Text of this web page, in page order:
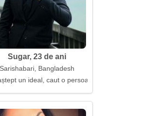
Sugar, 23 de ani
Sarishabari, Bangladesh
un ideal, caut o persoană